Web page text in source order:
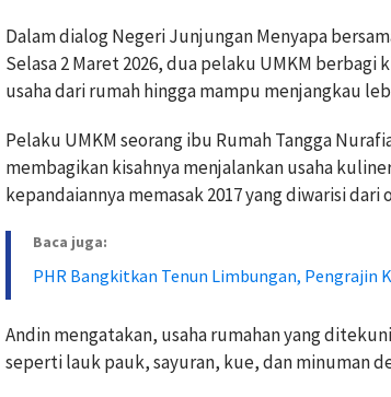
Dalam dialog Negeri Junjungan Menyapa
Selasa 2 Maret 2026, dua pelaku UMKM
usaha dari rumah hingga mampu menjangkau
Pelaku UMKM seorang ibu Rumah Tangga
membagikan kisahnya menjalankan usaha
kepandaiannya memasak 2017 yang diwarisi
Baca juga:
PHR Bangkitkan Tenun Limbungan, Pengrajin
Andin mengatakan, usaha rumahan yang
seperti lauk pauk, sayuran, kue, dan minuman